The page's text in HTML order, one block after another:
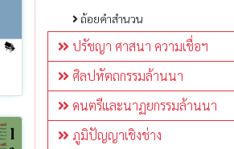
ถ้อยคำสำนวน
ปรัชญา ศาสนา ความเชื่อฯ
ศิลปหัตถกรรมล้านนา
ดนตรีและนาฏยกรรมล้านนา
ภูมิปัญญาเชิงช่าง